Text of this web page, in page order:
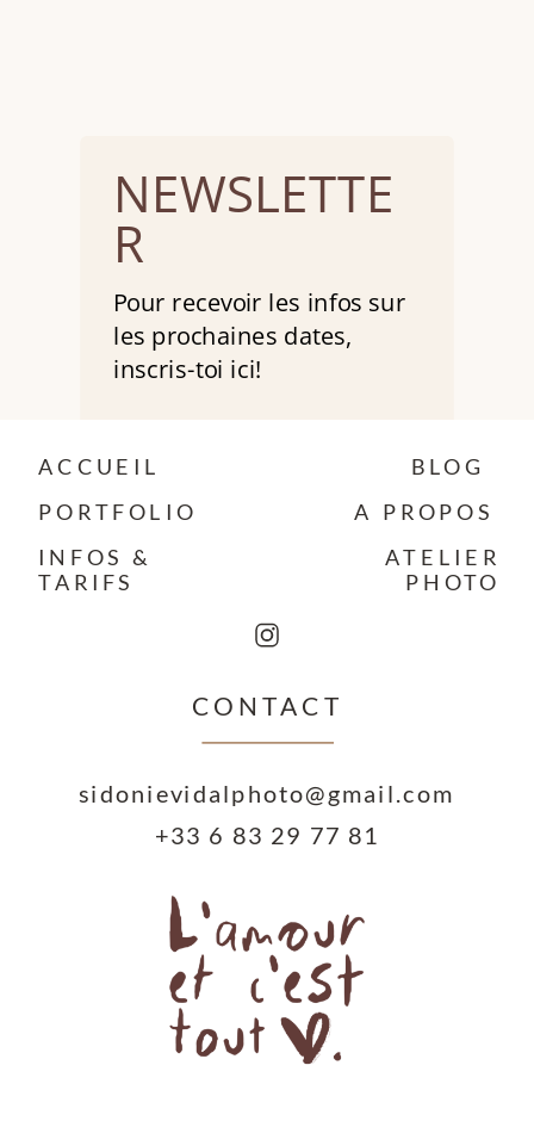
NEWSLETTE
R
Pour recevoir les infos sur
les prochaines dates,
inscris-toi ici!
S'ABONNER
tout moment. Pour plus de
détails, consultez notre Politique
de confidentialité.
newsletter
CONTACT
PORTFOLIO
BLOG
INFOS &
TARIFS
A PROPOS
ACCUEIL
sidonievidalphoto@gmail.com
+33 6 83 29 77 81
ATELIER
PHOTO